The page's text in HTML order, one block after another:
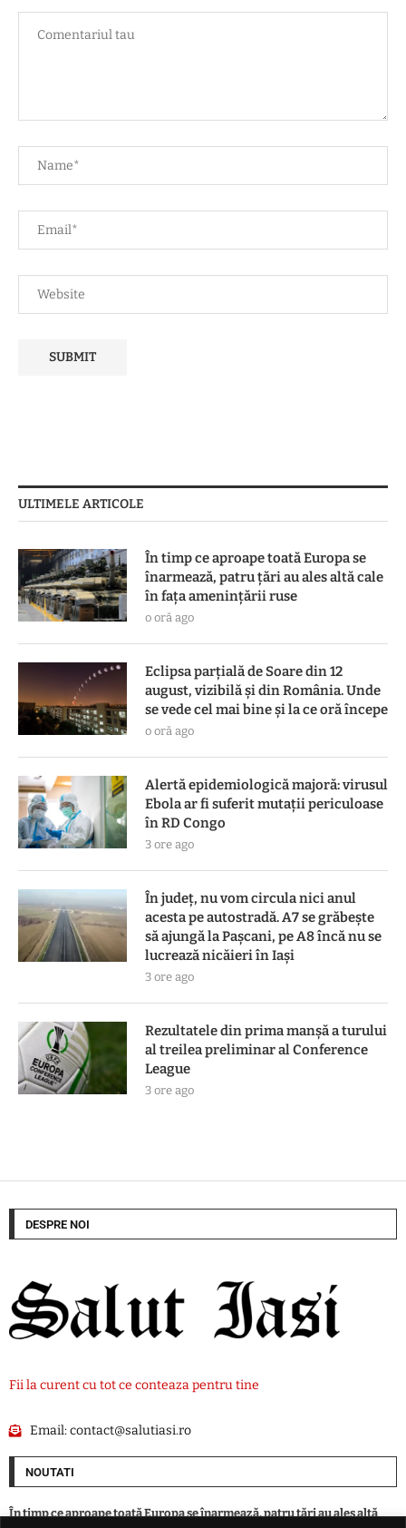
ULTIMELE ARTICOLE
În timp ce aproape toată Europa se
înarmează, patru ţări au ales altă cale
în faţa ameninţării ruse
o oră ago
Eclipsa parțială de Soare din 12
august, vizibilă și din România. Unde
se vede cel mai bine și la ce oră începe
o oră ago
Alertă epidemiologică majoră: virusul
Ebola ar fi suferit mutații periculoase
în RD Congo
3 ore ago
În județ, nu vom circula nici anul
acesta pe autostradă. A7 se grăbește
să ajungă la Pașcani, pe A8 încă nu se
lucrează nicăieri în Iași
3 ore ago
Rezultatele din prima manşă a turului
al treilea preliminar al Conference
League
3 ore ago
DESPRE NOI
Fii la curent cu tot ce conteaza pentru tine
Email:contact@salutiasi.ro
NOUTATI
În timp ce aproape toată Europa se înarmează, patru ţări au ales altă